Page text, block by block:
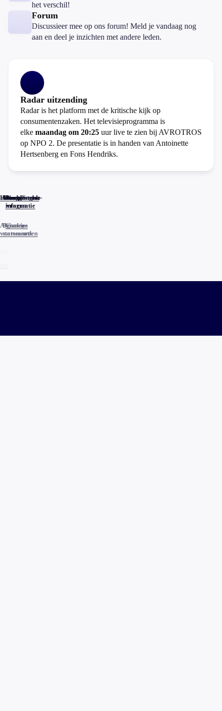
het verschil!
Forum
Discussieer mee op ons forum! Meld je vandaag nog
aan en deel je inzichten met andere leden.
Radar uitzending
Radar is het platform met de kritische kijk op
consumentenzaken. Het televisieprogramma is
elke maandag om 20:25 uur live te zien bij AVROTROS
op NPO 2. De presentatie is in handen van Antoinette
Hertsenberg en Fons Hendriks.
Home
Actueel
Uitzendingen
Reacties
Programma-
informatie
Veelgestelde
vragen
Algemene
voorwaarden
Privacy
statements
Cookies